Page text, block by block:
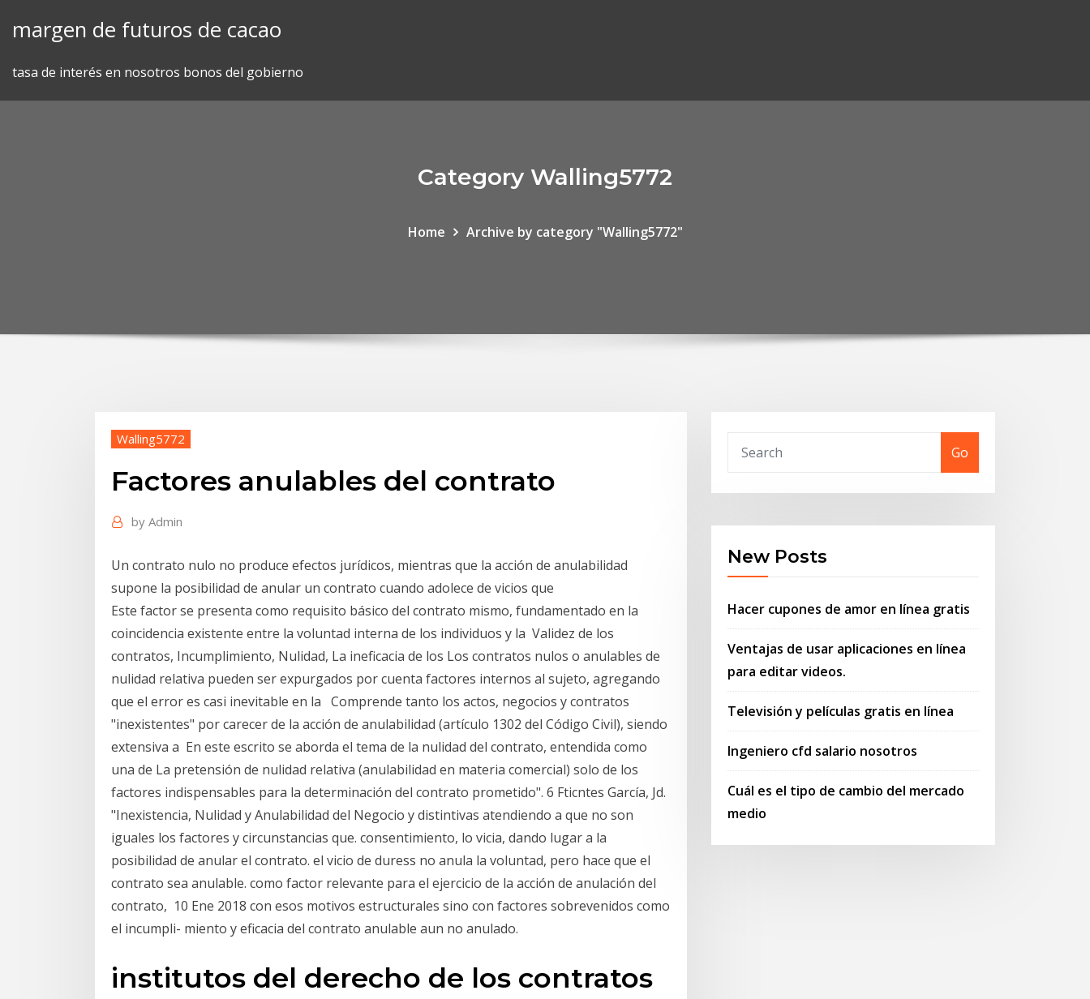
margen de futuros de cacao
tasa de interés en nosotros bonos del gobierno
Category Walling5772
Home Archive by category "Walling5772"
Walling5772
Factores anulables del contrato
by Admin
Un contrato nulo no produce efectos jurídicos, mientras que la acción de anulabilidad
supone la posibilidad de anular un contrato cuando adolece de vicios que
Este factor se presenta como requisito básico del contrato mismo, fundamentado en la
coincidencia existente entre la voluntad interna de los individuos y la Validez de los
contratos, Incumplimiento, Nulidad, La ineficacia de los Los contratos nulos o anulables de
nulidad relativa pueden ser expurgados por cuenta factores internos al sujeto, agregando
que el error es casi inevitable en la Comprende tanto los actos, negocios y contratos
"inexistentes" por carecer de la acción de anulabilidad (artículo 1302 del Código Civil), siendo
extensiva a En este escrito se aborda el tema de la nulidad del contrato, entendida como
una de La pretensión de nulidad relativa (anulabilidad en materia comercial) solo de los
factores indispensables para la determinación del contrato prometido". 6 Fticntes García, Jd.
"Inexistencia, Nulidad y Anulabilidad del Negocio y distintivas atendiendo a que no son
iguales los factores y circunstancias que. consentimiento, lo vicia, dando lugar a la
posibilidad de anular el contrato. el vicio de duress no anula la voluntad, pero hace que el
contrato sea anulable. como factor relevante para el ejercicio de la acción de anulación del
contrato, 10 Ene 2018 con esos motivos estructurales sino con factores sobrevenidos como
el incumpli- miento y eficacia del contrato anulable aun no anulado.
institutos del derecho de los contratos
Go
New Posts
Hacer cupones de amor en línea gratis
Ventajas de usar aplicaciones en línea
para editar videos.
Televisión y películas gratis en línea
Ingeniero cfd salario nosotros
Cuál es el tipo de cambio del mercado
medio